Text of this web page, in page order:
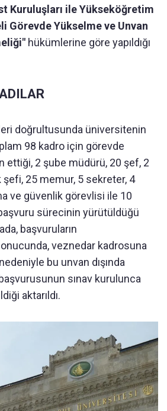
Kuruluşları ile Yükseköğretim
Görevde Yükselme ve Unvan
hükümlerine göre yapıldığı
doğrultusunda üniversitenin
98 kadro için görevde
ettiği, 2 şube müdürü, 20 şef, 2
25 memur, 5 sekreter, 4
ve güvenlik görevlisi ile 10
sürecinin yürütüldüğü
başvuruların
veznedar kadrosuna
bu unvan dışında
sınav kurulunca
aktarıldı.